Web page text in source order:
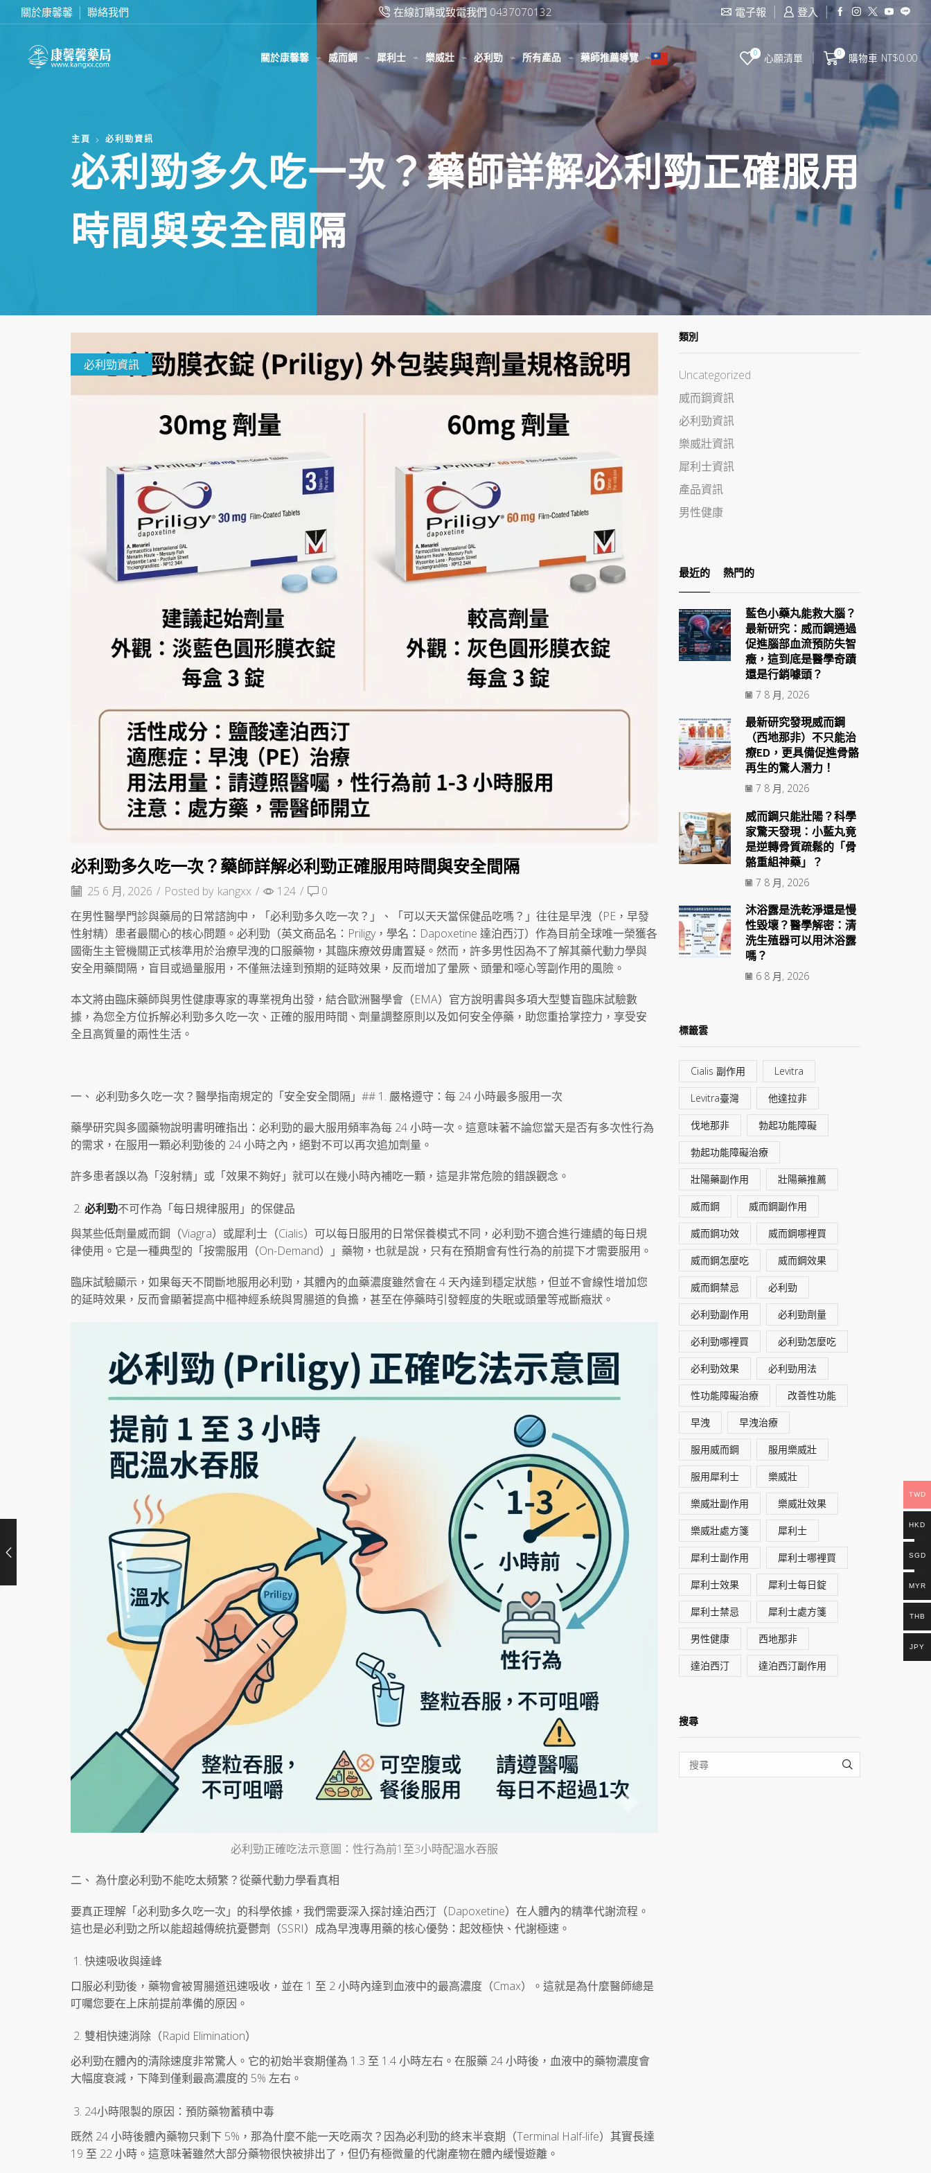
關於康馨馨 聯絡我們在線訂購或致電我們 0437070132 滿2000台幣免運費 電子報 登入
關於康馨馨 威而鋼 犀利士 樂威壯 必利勁 所有產品 藥師推薦導覽 0 心願清單 0 購物車 NT$0.00
主頁 必利勁資訊
必利勁多久吃一次？藥師詳解必利勁正確服用
時間與安全間隔
必利勁資訊
必利勁多久吃一次？藥師詳解必利勁正確服用時間與安全間隔
25 6 月, 2026 / Posted by kangxx / 124 /
0
在男性醫學門診與藥局的日常諮詢中，「必利勁多久吃一次？」、「可以天天當保健品吃嗎？」往往是早洩（PE，早發
性射精）患者最關心的核心問題。必利勁（英文商品名：Priligy，學名：Dapoxetine 達泊西汀）作為目前全球唯一榮獲各
國衛生主管機關正式核準用於治療早洩的口服藥物，其臨床療效毋庸置疑。然而，許多男性因為不了解其藥代動力學與
安全用藥間隔，盲目或過量服用，不僅無法達到預期的延時效果，反而增加了暈厥、頭暈和噁心等副作用的風險。
本文將由臨床藥師與男性健康專家的專業視角出發，結合歐洲醫學會（EMA）官方說明書與多項大型雙盲臨床試驗數
據，為您全方位拆解必利勁多久吃一次、正確的服用時間、劑量調整原則以及如何安全停藥，助您重拾掌控力，享受安
全且高質量的兩性生活。
一、 必利勁多久吃一次？醫學指南規定的「安全安全間隔」## 1. 嚴格遵守：每 24 小時最多服用一次
藥學研究與多國藥物說明書明確指出：必利勁的最大服用頻率為每 24 小時一次。這意味著不論您當天是否有多次性行為
的需求，在服用一顆必利勁後的 24 小時之內，絕對不可以再次追加劑量。
許多患者誤以為「沒射精」或「效果不夠好」就可以在幾小時內補吃一顆，這是非常危險的錯誤觀念。
必利勁不可作為「每日規律服用」的保健品
與某些低劑量威而鋼（Viagra）或犀利士（Cialis）可以每日服用的日常保養模式不同，必利勁不適合進行連續的每日規
律使用。它是一種典型的「按需服用（On-Demand）」藥物，也就是說，只有在預期會有性行為的前提下才需要服用。
臨床試驗顯示，如果每天不間斷地服用必利勁，其體內的血藥濃度雖然會在 4 天內達到穩定狀態，但並不會線性增加您
的延時效果，反而會顯著提高中樞神經系統與胃腸道的負擔，甚至在停藥時引發輕度的失眠或頭暈等戒斷癥狀。
必利勁正確吃法示意圖：性行為前1至3小時配溫水吞服
二、 為什麼必利勁不能吃太頻繁？從藥代動力學看真相
要真正理解「必利勁多久吃一次」的科學依據，我們需要深入探討達泊西汀（Dapoxetine）在人體內的精準代謝流程。
這也是必利勁之所以能超越傳統抗憂鬱劑（SSRI）成為早洩專用藥的核心優勢：起效極快、代謝極速。
快速吸收與達峰
口服必利勁後，藥物會被胃腸道迅速吸收，並在 1 至 2 小時內達到血液中的最高濃度（Cmax）。這就是為什麼醫師總是
叮囑您要在上床前提前準備的原因。
雙相快速消除（Rapid Elimination）
必利勁在體內的清除速度非常驚人。它的初始半衰期僅為 1.3 至 1.4 小時左右。在服藥 24 小時後，血液中的藥物濃度會
大幅度衰減，下降到僅剩最高濃度的 5% 左右。
24小時限製的原因：預防藥物蓄積中毒
既然 24 小時後體內藥物只剩下 5%，那為什麼不能一天吃兩次？因為必利勁的終末半衰期（Terminal Half-life）其實長達
19 至 22 小時。這意味著雖然大部分藥物很快被排出了，但仍有極微量的代謝產物在體內緩慢遊離。
類別
Uncategorized
威而鋼資訊
必利勁資訊
樂威壯資訊
犀利士資訊
產品資訊
男性健康
最近的 熱門的
藍色小藥丸能救大腦？
最新研究：威而鋼通過
促進腦部血流預防失智
癥，這到底是醫學奇蹟
還是行銷噱頭？
7 8 月, 2026
最新研究發現威而鋼
（西地那非）不只能治
療ED，更具備促進骨骼
再生的驚人潛力！
7 8 月, 2026
威而鋼只能壯陽？科學
家驚天發現：小藍丸竟
是逆轉骨質疏鬆的「骨
骼重組神藥」？
7 8 月, 2026
沐浴露是洗乾淨還是慢
性毀壞？醫學解密：清
洗生殖器可以用沐浴露
嗎？
6 8 月, 2026
標籤雲
Cialis 副作用 Levitra
Levitra臺灣 他達拉非
伐地那非 勃起功能障礙
勃起功能障礙治療
壯陽藥副作用 壯陽藥推薦
威而鋼 威而鋼副作用
威而鋼功效 威而鋼哪裡買
威而鋼怎麼吃 威而鋼效果
威而鋼禁忌 必利勁
必利勁副作用 必利勁劑量
必利勁哪裡買 必利勁怎麼吃
必利勁效果 必利勁用法
性功能障礙治療 改善性功能
早洩 早洩治療
服用威而鋼 服用樂威壯
服用犀利士 樂威壯
樂威壯副作用 樂威壯效果
樂威壯處方箋 犀利士
犀利士副作用 犀利士哪裡買
犀利士效果 犀利士每日錠
犀利士禁忌 犀利士處方箋
男性健康 西地那非
達泊西汀 達泊西汀副作用
搜尋
SEARCH
TWD
HKD
SGD
MYR
THB
JPY